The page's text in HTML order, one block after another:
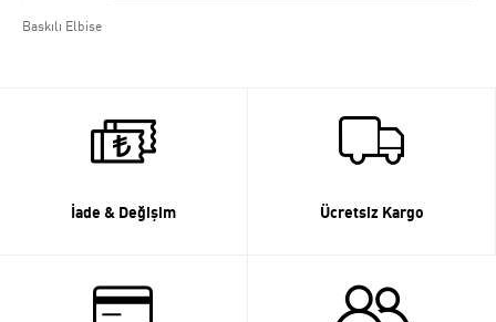
Baskılı Elbise
İade & Değişim Ücretsiz Kargo